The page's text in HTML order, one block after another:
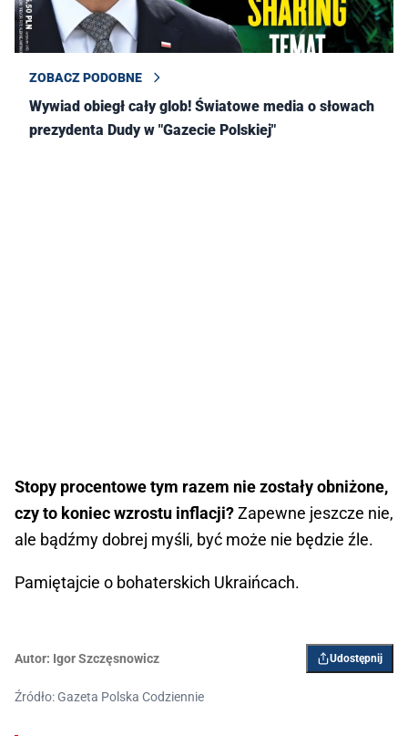
ZOBACZ PODOBNE
Wywiad obiegł cały glob! Światowe media o słowach
prezydenta Dudy w "Gazecie Polskiej"
Stopy procentowe tym razem nie zostały obniżone,
czy to koniec wzrostu inflacji?Zapewne jeszcze nie,
ale bądźmy dobrej myśli, być może nie będzie źle.
Pamiętajcie o bohaterskich Ukraińcach.
Autor: Igor Szczęsnowicz Udostępnij
Źródło: Gazeta Polska Codziennie